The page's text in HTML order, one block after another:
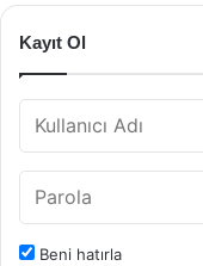
Kayıt Ol
Beni hatırla